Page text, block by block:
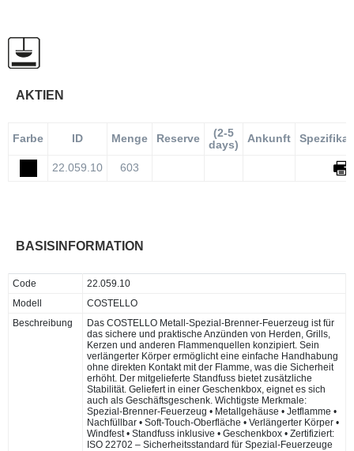
AKTIEN
Farbe ID Menge Reserve
(2-5
days)
Ankunft
22.059.10 603
BASISINFORMATION
Code
22.059.10
Modell
COSTELLO
Beschreibung
Das COSTELLO Metall-Spezial-Brenner-Feuerzeug ist für
das sichere und praktische Anzünden von Herden, Grills,
Kerzen und anderen Flammenquellen konzipiert. Sein
verlängerter Körper ermöglicht eine einfache Handhabung
ohne direkten Kontakt mit der Flamme, was die Sicherheit
erhöht. Der mitgelieferte Standfuss bietet zusätzliche
Stabilität. Geliefert in einer Geschenkbox, eignet es sich
auch als Geschäftsgeschenk. Wichtigste Merkmale:
Spezial-Brenner-Feuerzeug • Metallgehäuse • Jetflamme •
Nachfüllbar • Soft-Touch-Oberfläche • Verlängerter Körper •
Windfest • Standfuss inklusive • Geschenkbox • Zertifiziert:
ISO 22702 – Sicherheitsstandard für Spezial-Feuerzeuge